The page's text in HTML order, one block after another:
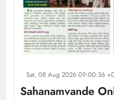
Sat, 08 Aug 2026 09:00:36
Sahanamvande